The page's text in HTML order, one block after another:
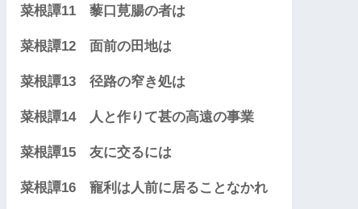
菜根譚11 藜口莧腸の者は
菜根譚12 面前の田地は
菜根譚13 径路の窄き処は
菜根譚14 人と作りて甚の高遠の事業
菜根譚15 友に交るには
菜根譚16 寵利は人前に居ることなかれ